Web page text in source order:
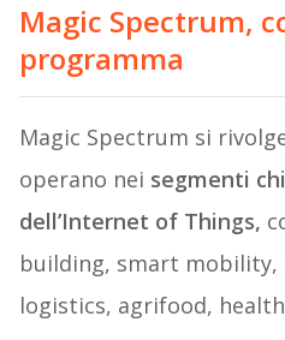
Magic Spectrum,
programma
Magic Spectrum si
operano nei segmenti
dell’Internet of Things,
building, smart
logistics, agrifood,